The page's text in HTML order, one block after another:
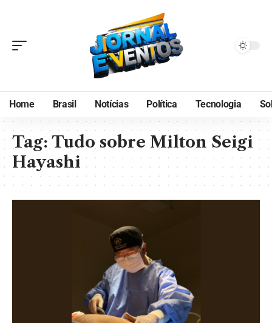
Home Brasil Notícias Política Tecnologia
Tag:Tudo sobre Milton Seigi
Hayashi